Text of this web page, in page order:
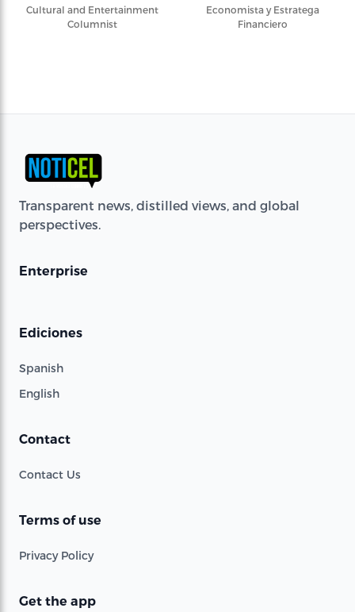
Cultural and Entertainment
Columnist
Economista y Estratega
Financiero
Transparent news, distilled views, and global
perspectives.
Enterprise
Ediciones
Spanish
English
Contact
Contact Us
Terms of use
Privacy Policy
Get the app